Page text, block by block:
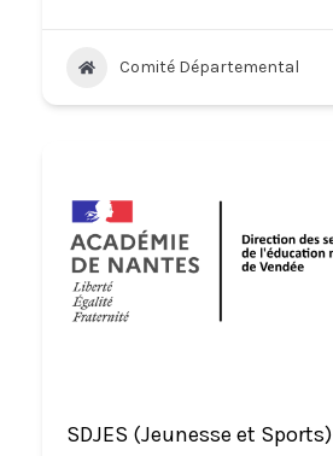
Comité Départemental
SDJES (Jeunesse et Sports)